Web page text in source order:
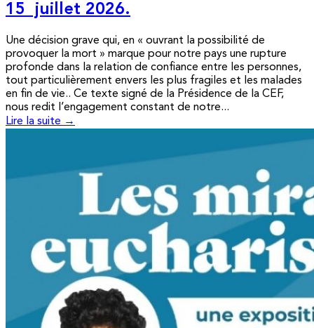
15 juillet 2026.
Une décision grave qui, en « ouvrant la possibilité de
provoquer la mort » marque pour notre pays une rupture
profonde dans la relation de confiance entre les personnes,
tout particulièrement envers les plus fragiles et les malades
en fin de vie.. Ce texte signé de la Présidence de la CEF,
nous redit l’engagement constant de notre...
Lire la suite →